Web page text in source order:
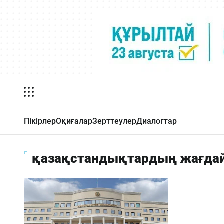
ПікірлерОқиғаларЗерттеулерДиалогтар
қазақстандықтардың